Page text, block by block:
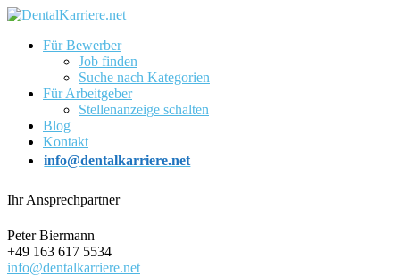
Für Bewerber
Job finden
Suche nach Kategorien
Für Arbeitgeber
Stellenanzeige schalten
Blog
Kontakt
info@dentalkarriere.net
Ihr Ansprechpartner
Peter Biermann
+49 163 617 5534
info@dentalkarriere.net